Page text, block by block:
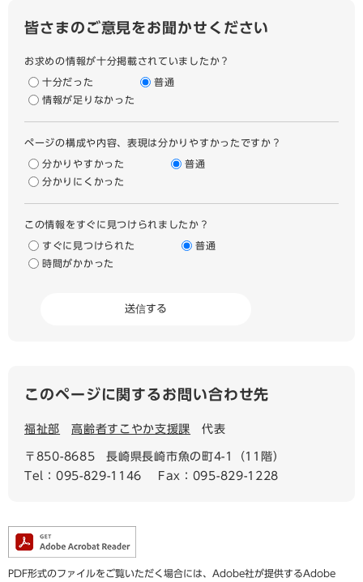
皆さまのご意見をお聞かせください
お求めの情報が十分掲載されていましたか？
十分だった
普通
情報が足りなかった
ページの構成や内容、表現は分かりやすかったですか？
分かりやすかった
普通
分かりにくかった
この情報をすぐに見つけられましたか？
すぐに見つけられた
普通
時間がかかった
このページに関するお問い合わせ先
福祉部 高齢者すこやか支援課 代表
〒850-8685
長崎県長崎市魚の町4-1（11階）
Tel：095-829-1146
Fax：095-829-1228
PDF形式のファイルをご覧いただく場合には、Adobe社が提供するAdobe